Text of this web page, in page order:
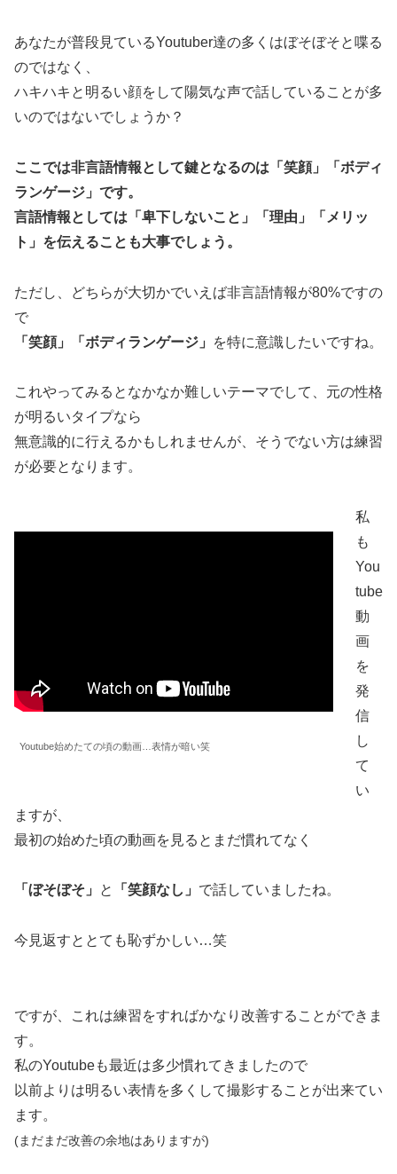
あなたが普段見ているYoutuber達の多くはぼそぼそと喋る
のではなく、
ハキハキと明るい顔をして陽気な声で話していることが多
いのではないでしょうか？
ここでは非言語情報として鍵となるのは「笑顔」「ボディ
ランゲージ」です。
言語情報としては「卑下しないこと」「理由」「メリッ
ト」を伝えることも大事でしょう。
ただし、どちらが大切かでいえば非言語情報が80%ですの
で
「笑顔」「ボディランゲージ」
を特に意識したいですね。
これやってみるとなかなか難しいテーマでして、元の性格
が明るいタイプなら
無意識的に行えるかもしれませんが、そうでない方は練習
が必要となります。
Youtube始めたての頃の動画…表情が暗い笑
私
も
You
tube
動
画
を
発
信
し
て
い
ますが、
最初の始めた頃の動画を見るとまだ慣れてなく
「ぼそぼそ」 と 「笑顔なし」 で話していましたね。
今見返すととても恥ずかしい…笑
ですが、これは練習をすればかなり改善することができま
す。
私のYoutubeも最近は多少慣れてきましたので
以前よりは明るい表情を多くして撮影することが出来てい
ます。
(まだまだ改善の余地はありますが)